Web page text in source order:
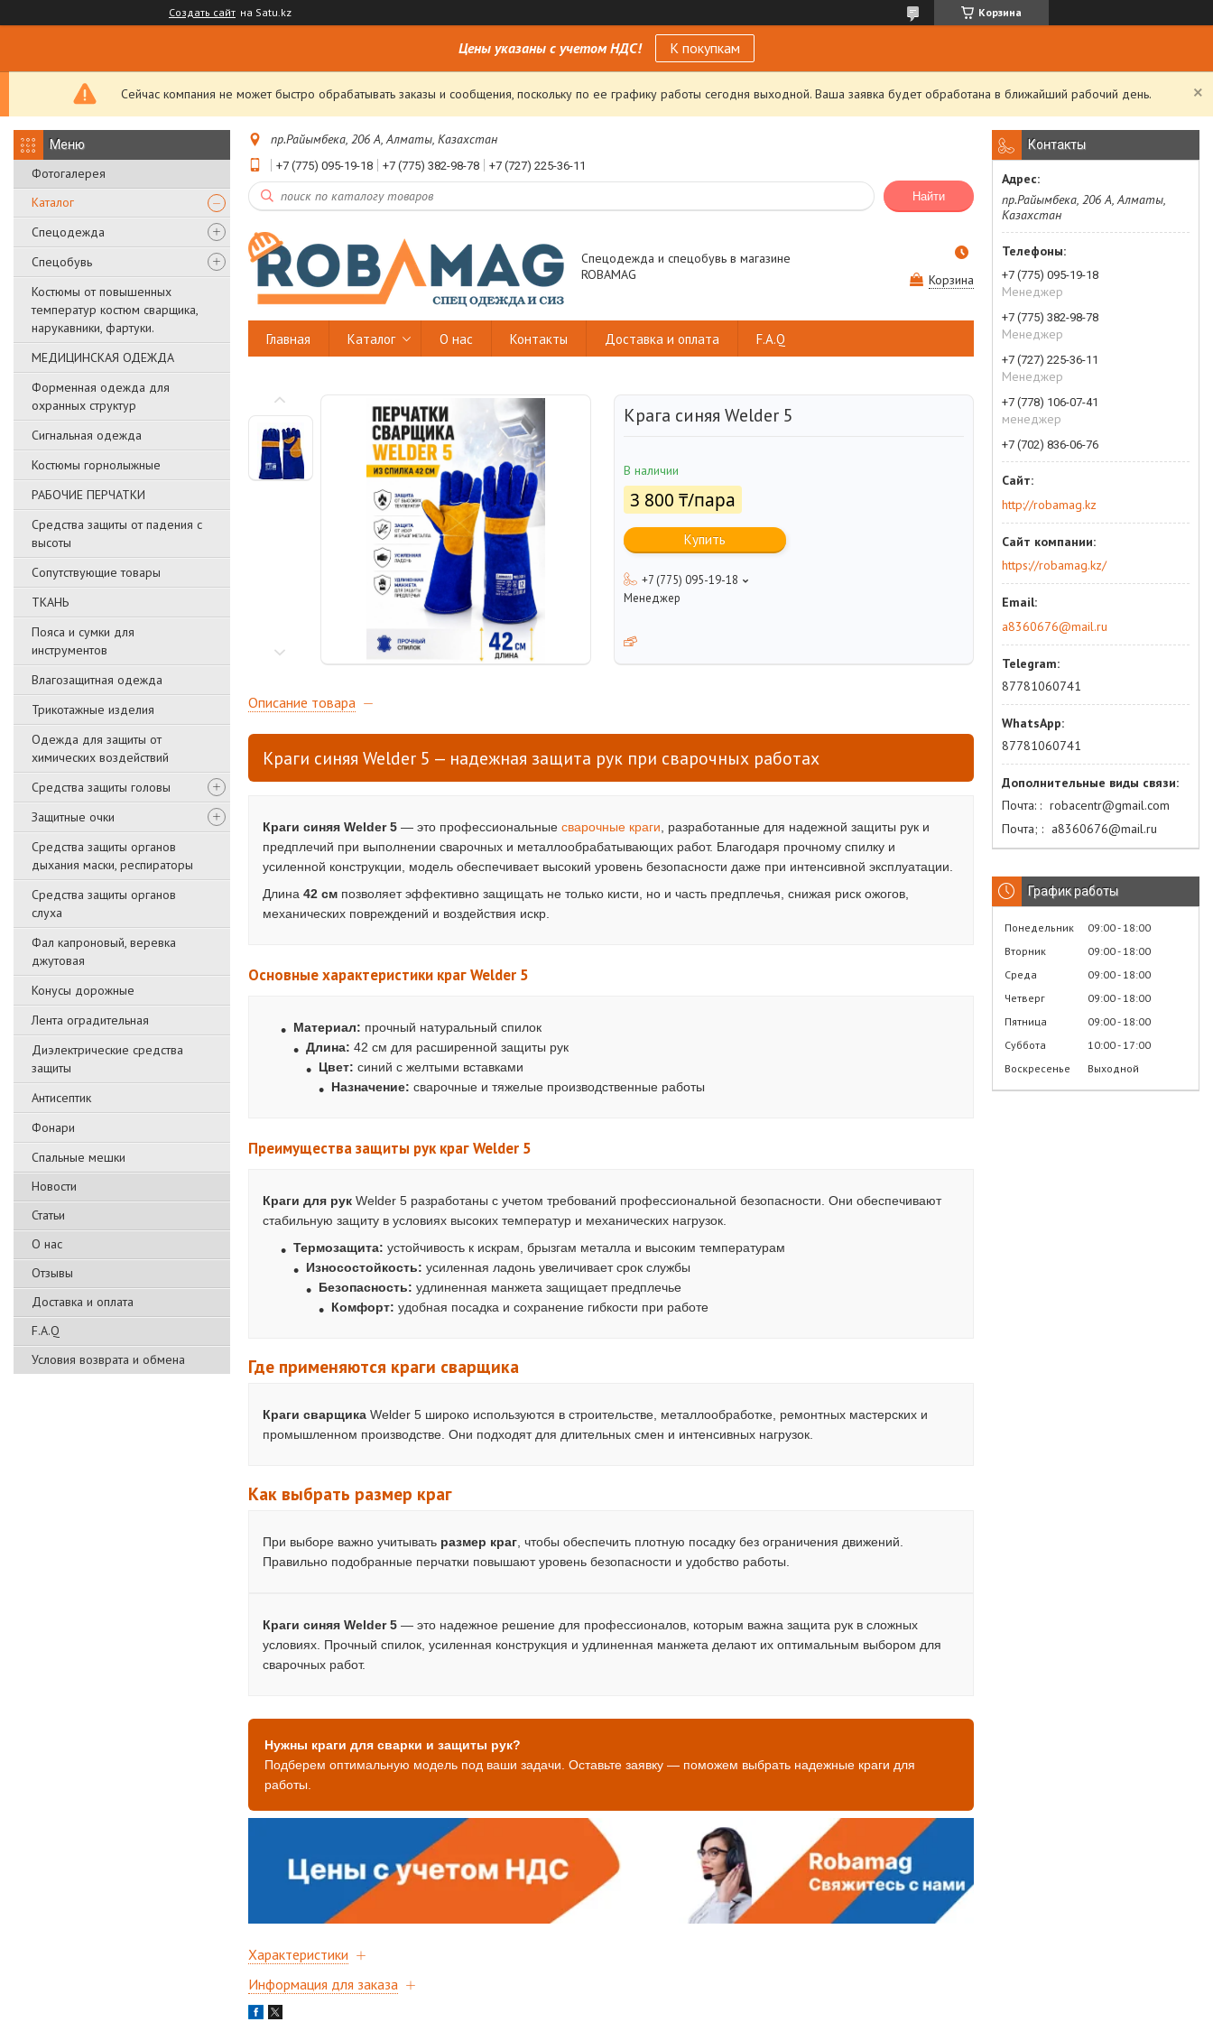
Создать сайт на Satu.kz Корзина
Цены указаны с учетом НДС! К покупкам
Сейчас компания не может быстро обрабатывать заказы и сообщения, поскольку по ее графику работы сегодня выходной. Ваша заявка будет обработана в ближайший рабочий день.
Фотогалерея
Каталог
Спецодежда
Спецобувь
Костюмы от повышенных
температур костюм сварщика,
нарукавники, фартуки.
МЕДИЦИНСКАЯ ОДЕЖДА
Форменная одежда для
охранных структур
Сигнальная одежда
Костюмы горнолыжные
РАБОЧИЕ ПЕРЧАТКИ
Средства защиты от падения с
высоты
Сопутствующие товары
ТКАНЬ
Пояса и сумки для
инструментов
Влагозащитная одежда
Трикотажные изделия
Одежда для защиты от
химических воздействий
Средства защиты головы
Защитные очки
Средства защиты органов
дыхания маски, респираторы
Средства защиты органов
слуха
Фал капроновый, веревка
джутовая
Конусы дорожные
Лента оградительная
Диэлектрические средства
защиты
Антисептик
Фонари
Спальные мешки
Новости
Статьи
О нас
Отзывы
Доставка и оплата
F.A.Q
Условия возврата и обмена
пр.Райымбека, 206 А, Алматы, Казахстан
+7 (775) 095-19-18 +7 (775) 382-98-78 +7 (727) 225-36-11
Найти
Спецодежда и спецобувь в магазине
ROBAMAG
Корзина
Главная Каталог О нас Контакты Доставка и оплата F.A.Q
Крага синяя Welder 5
В наличии
3 800 ₸/пара
Купить
+7 (775) 095-19-18
Менеджер
Описание товара
Краги синяя Welder 5 — надежная защита рук при сварочных работах
Краги синяя Welder 5 — это профессиональные сварочные краги , разработанные для надежной защиты рук и
предплечий при выполнении сварочных и металлообрабатывающих работ. Благодаря прочному спилку и
усиленной конструкции, модель обеспечивает высокий уровень безопасности даже при интенсивной эксплуатации.
Длина 42 см позволяет эффективно защищать не только кисти, но и часть предплечья, снижая риск ожогов,
механических повреждений и воздействия искр.
Основные характеристики краг Welder 5
Материал: прочный натуральный спилок
Длина: 42 см для расширенной защиты рук
Цвет: синий с желтыми вставками
Назначение: сварочные и тяжелые производственные работы
Преимущества защиты рук краг Welder 5
Краги для рук Welder 5 разработаны с учетом требований профессиональной безопасности. Они обеспечивают
стабильную защиту в условиях высоких температур и механических нагрузок.
Термозащита: устойчивость к искрам, брызгам металла и высоким температурам
Износостойкость: усиленная ладонь увеличивает срок службы
Безопасность: удлиненная манжета защищает предплечье
Комфорт: удобная посадка и сохранение гибкости при работе
Где применяются краги сварщика
Краги сварщика Welder 5 широко используются в строительстве, металлообработке, ремонтных мастерских и
промышленном производстве. Они подходят для длительных смен и интенсивных нагрузок.
Как выбрать размер краг
При выборе важно учитывать размер краг , чтобы обеспечить плотную посадку без ограничения движений.
Правильно подобранные перчатки повышают уровень безопасности и удобство работы.
Краги синяя Welder 5 — это надежное решение для профессионалов, которым важна защита рук в сложных
условиях. Прочный спилок, усиленная конструкция и удлиненная манжета делают их оптимальным выбором для
сварочных работ.
Нужны краги для сварки и защиты рук?
Подберем оптимальную модель под ваши задачи. Оставьте заявку — поможем выбрать надежные краги для
работы.
Характеристики
Информация для заказа
Контакты
пр.Райымбека, 206 А, Алматы,
Казахстан
+7 (775) 095-19-18
Менеджер
+7 (775) 382-98-78
Менеджер
+7 (727) 225-36-11
Менеджер
+7 (778) 106-07-41
менеджер
+7 (702) 836-06-76
http://robamag.kz
https://robamag.kz/
a8360676@mail.ru
87781060741
87781060741
Почта:
robacentr@gmail.com
Почта;
а8360676@mail.ru
График работы
Понедельник 09:00 18:00
Вторник
09:00 18:00
Среда
09:00 18:00
Четверг
09:00 18:00
Пятница
09:00 18:00
Суббота
10:00 17:00
Воскресенье
Выходной